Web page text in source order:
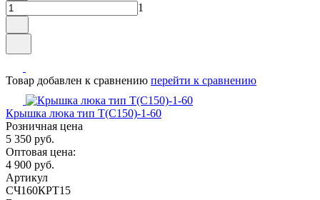
1
Товар добавлен к сравнению перейти к сравнению
Крышка люка тип Т(С150)-1-60
Розничная цена
5 350 руб.
Оптовая цена:
4 900 руб.
Артикул
СЧ160КРТ15